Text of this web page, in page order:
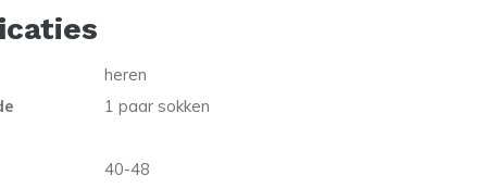
heren
1 paar sokken
40-48